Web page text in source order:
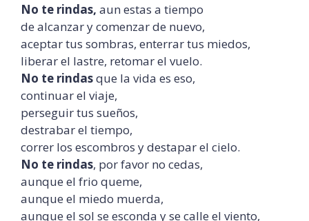
No te rindas, aun estas a tiempo
de alcanzar y comenzar de nuevo,
aceptar tus sombras, enterrar tus miedos,
liberar el lastre, retomar el vuelo.
No te rindasque la vida es eso,
continuar el viaje,
perseguir tus sueños,
destrabar el tiempo,
correr los escombros y destapar el cielo.
No te rindas, por favor no cedas,
aunque el frio queme,
aunque el miedo muerda,
aunque el sol se esconda y se calle el viento,